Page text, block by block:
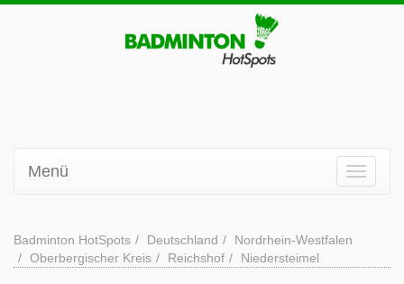
Menü
Badminton HotSpots Deutschland
Nordrhein-Westfalen
Oberbergischer Kreis
Reichshof Niedersteimel